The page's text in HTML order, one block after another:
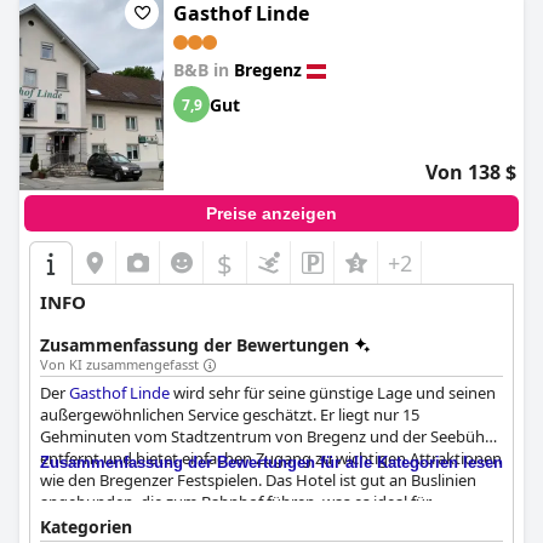
Gasthof Linde
B&B in Bregenz
7,9 Gut
Von 138 $
Preise anzeigen
$ +2
INFO
Zusammenfassung der Bewertungen
Von KI zusammengefasst
DerGasthof Lindewird sehr für seine günstige Lage und seinen
außergewöhnlichen Service geschätzt. Er liegt nur 15
Gehminuten vom Stadtzentrum von Bregenz und der Seebühne
entfernt und bietet einfachen Zugang zu wichtigen Attraktionen
wie den Bregenzer Festspielen. Das Hotel ist gut an Buslinien
angebunden, die zum Bahnhof führen, was es ideal für
Autofahrer und Fußgänger macht. Kostenlose Parkplätze und
Zusammenfassung der Bewertungen für alle Kategorien lesen
Kategorien